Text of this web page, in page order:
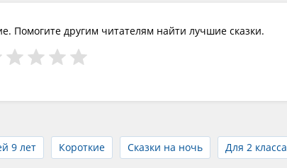
Помогите другим читателям найти лучшие сказки.
9 лет Короткие Сказки на ночь Для 2 класса